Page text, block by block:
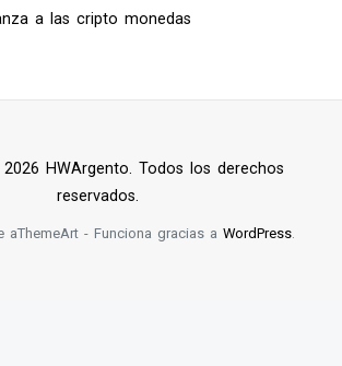
a las cripto monedas
HWArgento. Todos los derechos
reservados.
- Funciona gracias a WordPress